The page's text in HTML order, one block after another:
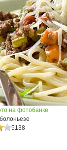
на фотобанке
5138